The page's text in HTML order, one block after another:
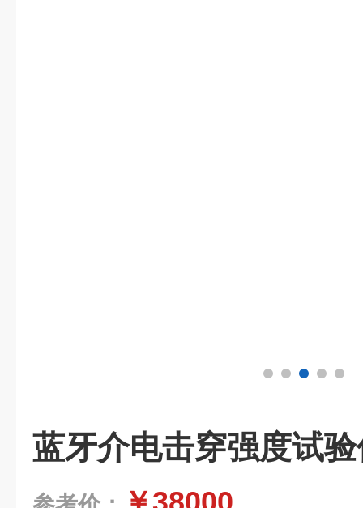
蓝牙介电击穿强度试